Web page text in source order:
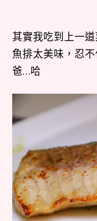
其實我吃到上一
魚排太美味，忍
爸…哈